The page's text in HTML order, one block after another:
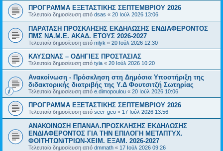
ΠΡΟΓΡΑΜΜΑ ΕΞΕΤΑΣΤΙΚΗΣ ΣΕΠΤΕΜΒΡΙΟΥ 2026
Τελευταία δημοσίευση από dsas « 20 Ιούλ 2026 13:06
ΠΑΡΑΤΑΣΗ ΠΡΟΣΚΛΗΣΗΣ ΕΚΔΗΛΩΣΗΣ ΕΝΔΙΑΦΕΡΟΝΤΟΣ
ΠΜΣ ΝΑ.Μ.Ε. ΑΚΑΔ. ΕΤΟΥΣ 2026-2027
Τελευταία δημοσίευση από mlyk « 20 Ιούλ 2026 12:30
ΚΑΥΣΩΝΑΣ – ΟΔΗΓΙΕΣ ΠΡΟΣΤΑΣΙΑΣ
Τελευταία δημοσίευση από tyia « 20 Ιούλ 2026 10:20
Ανακοίνωση - Πρόσκληση στη Δημόσια Υποστήριξη της
διδακτορικής διατριβής της Υ.Δ Φουτσιτζή Σωτηρίας
Τελευταία δημοσίευση από e.dimopoulou « 20 Ιούλ 2026 10:06
ΠΡΟΓΡΑΜΜΑ ΕΞΕΤΑΣΤΙΚΗΣ ΣΕΠΤΕΜΒΡΙΟΥ 2026
Τελευταία δημοσίευση από secr-geo « 17 Ιούλ 2026 13:56
ΑΝΑΚΟΙΝΩΣΗ ΕΠΑΝΑΛ.ΠΡΟΣΚΛΗΣΗΣ ΕΚΔΗΛΩΣΗΣ
ΕΝΔΙΑΦΕΡΟΝΤΟΣ ΓΙΑ ΤΗΝ ΕΠΙΛΟΓΗ ΜΕΤΑΠΤΥΧ.
ΦΟΙΤΗΤΩΝ/ΤΡΙΩΝ-ΧΕΙΜ. ΕΞΑΜ. 2026-2027
Τελευταία δημοσίευση από dmmath « 17 Ιούλ 2026 09:26